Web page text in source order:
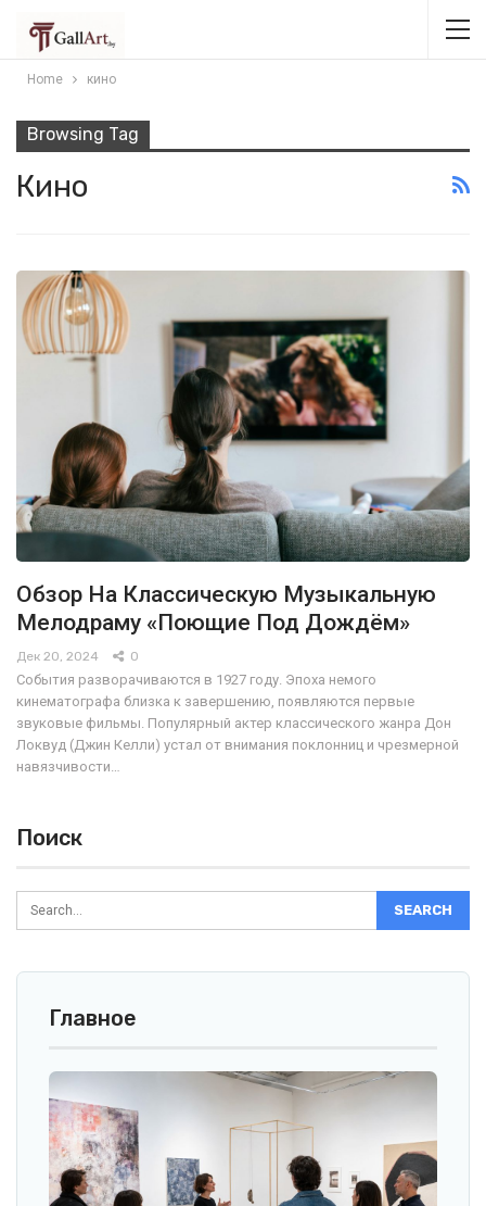
Home кино
Browsing Tag
Кино
Обзор На Классическую Музыкальную
Мелодраму «Поющие Под Дождём»
Дек 20, 2024 0
События разворачиваются в 1927 году. Эпоха немого
кинематографа близка к завершению, появляются первые
звуковые фильмы. Популярный актер классического жанра Дон
Локвуд (Джин Келли) устал от внимания поклонниц и чрезмерной
навязчивости…
Поиск
Главное